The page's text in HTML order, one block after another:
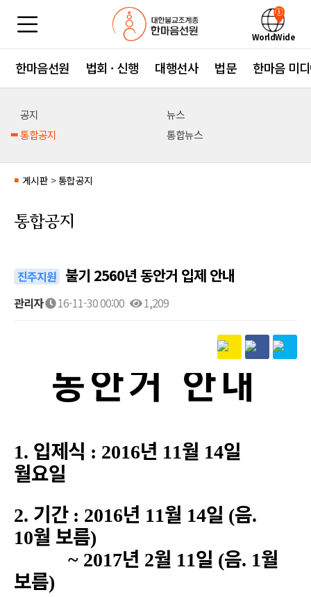
WorldWide
한마음선원 법회 · 신행 대행선사 법문 한마음 미
공지
뉴스
통합공지
통합뉴스
■ 게시판 > 통합공지
통합공지
진주지원 불기 2560년 동안거 입제 안내
관리자 16-11-30 00:00 1,209
동안거 안내
1. 입제식 : 2016년 11월 14일
월요일
2. 기간 : 2016년 11월 14일 (음.
10월 보름)
~ 2017년 2월 11일 (음. 1월
보름)